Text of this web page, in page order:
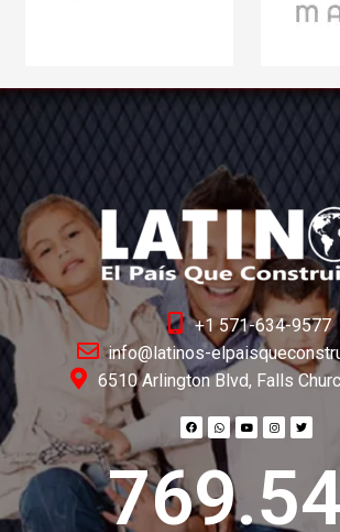
+1 571-634-9577
info@latinos-
6510 Arlington Blvd, Falls